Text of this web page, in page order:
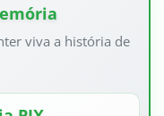
viva a história de